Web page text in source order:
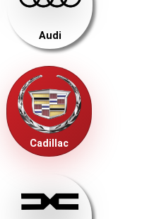
Audi
Cadillac